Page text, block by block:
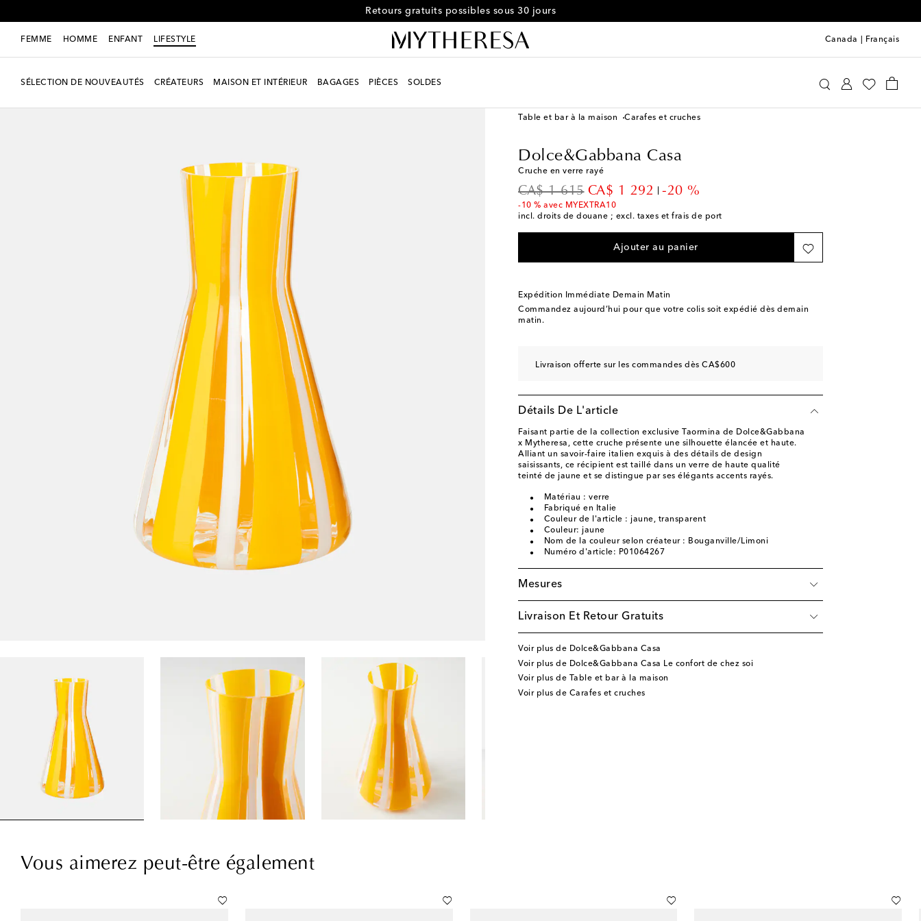
Retours gratuits possibles sous 30 jours
FEMME HOMME ENFANT LIFESTYLE Canada Français
SÉLECTION DE NOUVEAUTÉS CRÉATEURS MAISON ET INTÉRIEUR BAGAGES PIÈCES SOLDES
Table et bar à la maison
Carafes et cruches
Dolce&Gabbana Casa
Cruche en verre rayé
CA$ 1 615
original priceCA$ 1 292
discount price-20 %
-10 % avec MYEXTRA10
incl. droits de douane ; excl. taxes et frais de port
Ajouter au panier
Expédition Immédiate Demain Matin
Commandez aujourd’hui pour que votre colis soit expédié dès demain
matin.
Livraison offerte sur les commandes dès CA$600
Détails De L'article
Faisant partie de la collection exclusive Taormina de Dolce&Gabbana
x Mytheresa, cette cruche présente une silhouette élancée et haute.
Alliant un savoir-faire italien exquis à des détails de design
saisissants, ce récipient est taillé dans un verre de haute qualité
teinté de jaune et se distingue par ses élégants accents rayés.
Matériau : verre
Fabriqué en Italie
Couleur de l'article : jaune, transparent
Couleur: jaune
Nom de la couleur selon créateur : Bouganville/Limoni
Numéro d'article: P01064267
Mesures
Livraison Et Retour Gratuits
Voir plus de Dolce&Gabbana Casa
Voir plus de Dolce&Gabbana Casa Le confort de chez soi
Voir plus de Table et bar à la maison
Voir plus de Carafes et cruches
Vous aimerez peut-être également